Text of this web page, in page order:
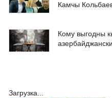
Камчы
Кому выгодны
Загрузка...